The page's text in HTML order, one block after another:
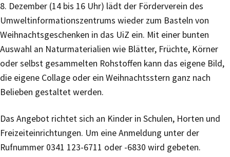
8. Dezember (14 bis 16 Uhr) lädt der Förderverein des
Umweltinformationszentrums wieder zum Basteln von
Weihnachtsgeschenken in das UiZ ein. Mit einer bunten
Auswahl an Naturmaterialien wie Blätter, Früchte, Körner
oder selbst gesammelten Rohstoffen kann das eigene Bild,
die eigene Collage oder ein Weihnachtsstern ganz nach
Belieben gestaltet werden.
Das Angebot richtet sich an Kinder in Schulen, Horten und
Freizeiteinrichtungen. Um eine Anmeldung unter der
Rufnummer 0341 123-6711 oder -6830 wird gebeten.